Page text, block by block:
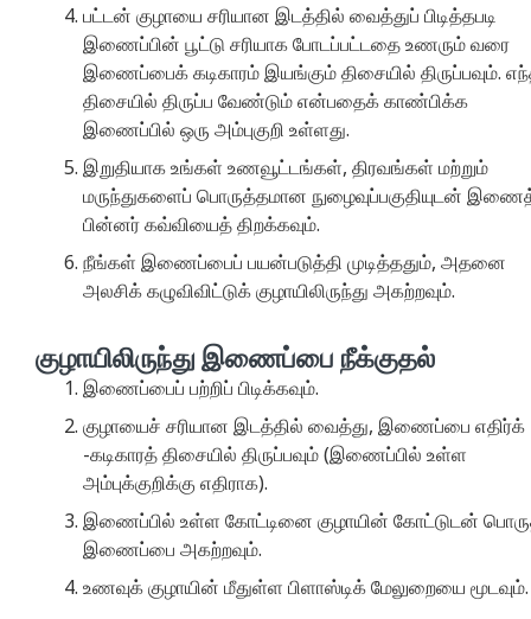
பட்டன் குழாயை சரியான இடத்தில் வைத்துப் பிடித்தபடி
இணைப்பின் பூட்டு சரியாக போடப்பட்டதை உணரும் வரை
இணைப்பைக் கடிகாரம் இயங்கும் திசையில் திருப்பவும்.
திசையில் திருப்ப வேண்டும் என்பதைக் காண்பிக்க
இணைப்பில் ஒரு அம்புகுறி உள்ளது.
இறுதியாக உங்கள் உணவூட்டங்கள், திரவங்கள் மற்றும்
மருந்துகளைப் பொருத்தமான நுழைவுப்பகுதியுடன்
பின்னர் கவ்வியைத் திறக்கவும்.
நீங்கள் இணைப்பைப் பயன்படுத்தி முடித்ததும், அதனை
அலசிக் கழுவிவிட்டுக் குழாயிலிருந்து அகற்றவும்.
குழாயிலிருந்து இணைப்பை நீக்குதல்
இணைப்பைப் பற்றிப் பிடிக்கவும்.
குழாயைச் சரியான இடத்தில் வைத்து, இணைப்பை எதிர்க்
-கடிகாரத் திசையில் திருப்பவும் (இணைப்பில் உள்ள
அம்புக்குறிக்கு எதிராக).
இணைப்பில் உள்ள கோட்டினை குழாயின் கோட்டுடன்
இணைப்பை அகற்றவும்.
உணவுக் குழாயின் மீதுள்ள பிளாஸ்டிக் மேலுறையை மூடவும்.